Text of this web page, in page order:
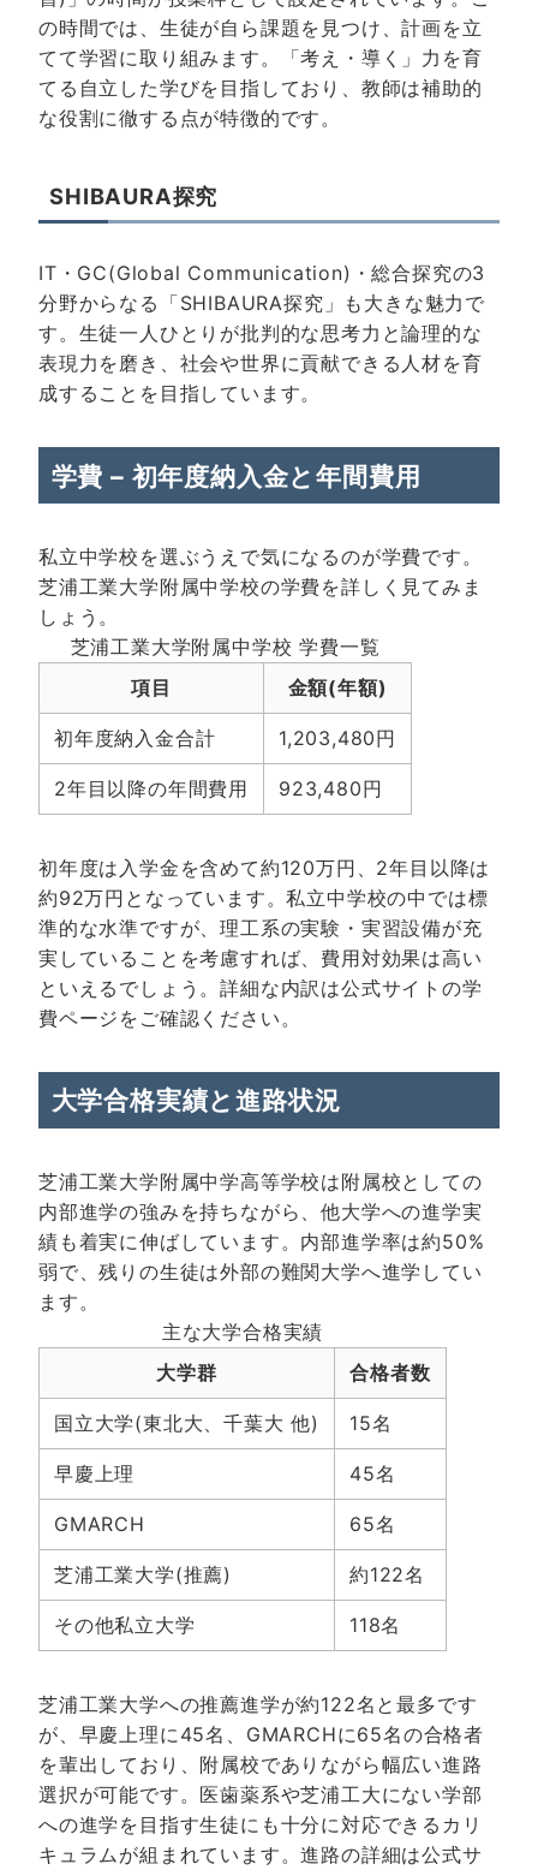
の時間では、生徒が自ら課題を見つけ、計画を立
てて学習に取り組みます。「考え・導く」力を育
てる自立した学びを目指しており、教師は補助的
な役割に徹する点が特徴的です。
SHIBAURA探究
IT・GC(Global Communication)・総合探究の3
分野からなる「SHIBAURA探究」も大きな魅力で
す。生徒一人ひとりが批判的な思考力と論理的な
表現力を磨き、社会や世界に貢献できる人材を育
成することを目指しています。
学費 – 初年度納入金と年間費用
私立中学校を選ぶうえで気になるのが学費です。
芝浦工業大学附属中学校の学費を詳しく見てみま
しょう。
芝浦工業大学附属中学校 学費一覧
項目
金額(年額)
初年度納入金合計 1,203,480円
2年目以降の年間費用 923,480円
初年度は入学金を含めて約120万円、2年目以降は
約92万円となっています。私立中学校の中では標
準的な水準ですが、理工系の実験・実習設備が充
実していることを考慮すれば、費用対効果は高い
といえるでしょう。詳細な内訳は公式サイトの学
費ページ をご確認ください。
大学合格実績と進路状況
芝浦工業大学附属中学高等学校は附属校としての
内部進学の強みを持ちながら、他大学への進学実
績も着実に伸ばしています。内部進学率は約50%
弱で、残りの生徒は外部の難関大学へ進学してい
ます。
主な大学合格実績
大学群
合格者数
国立大学(東北大、千葉大 他) 15名
早慶上理 45名
GMARCH 65名
芝浦工業大学(推薦) 約122名
その他私立大学 118名
芝浦工業大学への推薦進学が約122名と最多です
が、早慶上理に45名、GMARCHに65名の合格者
を輩出しており、附属校でありながら幅広い進路
選択が可能です。医歯薬系や芝浦工大にない学部
への進学を目指す生徒にも十分に対応できるカリ
キュラムが組まれています。進路の詳細は公式サ